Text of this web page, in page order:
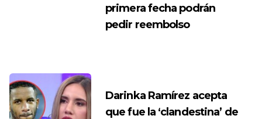
primera fecha podrán
pedir reembolso
Darinka Ramírez acepta
que fue la ‘clandestina’ de